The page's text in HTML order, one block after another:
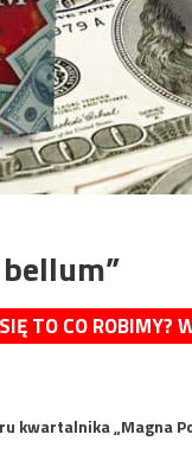
TO CO ROBIMY?
kwartalnika „Magna